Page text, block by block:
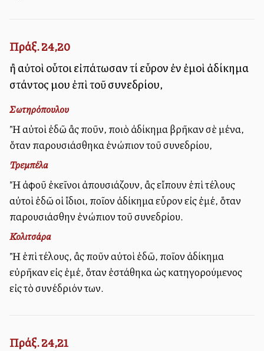
Πράξ. 24,20
ἢ αὐτοὶ οὗτοι εἰπάτωσαν τί εὗρον ἐν ἐμοὶ ἀδίκημα
στάντος μου ἐπὶ τοῦ συνεδρίου,
Σωτηρόπουλου
Ἢ αὐτοὶ ἐδῶ ἂς ποῦν, ποιὸ ἀδίκημα βρῆκαν σὲ μένα,
ὅταν παρουσιάσθηκα ἐνώπιον τοῦ συνεδρίου,
Τρεμπέλα
Ἤ ἀφοῦ ἐκεῖνοι ἀπουσιάζουν, ἂς εἴπουν ἐπὶ τέλους
αὐτοὶ ἐδῶ οἱ ἴδιοι, ποῖον ἀδίκημα εὗρον εἰς ἐμέ, ὅταν
παρουσιάσθην ἐνώπιον τοῦ συνεδρίου.
Κολιτσάρα
Ἢ ἐπὶ τέλους, ἂς ποῦν αὐτοὶ ἐδῶ, ποῖον ἀδίκημα
εὐρῆκαν εἰς ἐμέ, ὅταν ἐστάθηκα ὡς κατηγορούμενος
εἰς τὸ συνέδριόν των.
Πράξ. 24,21